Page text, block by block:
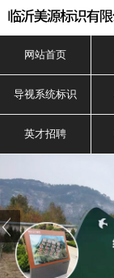
网站首页
导视系统标识
英才招聘